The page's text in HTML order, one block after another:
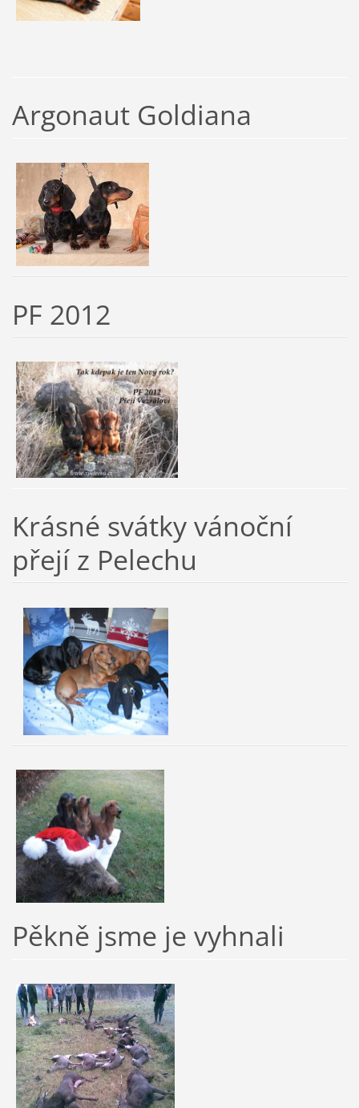
Argonaut Goldiana
PF 2012
Krásné svátky vánoční
přejí z Pelechu
Pěkně jsme je vyhnali